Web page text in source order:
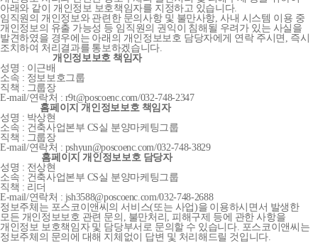
아래와 같이 개인정보 보호책임자를 지정하고 있습니다.
임직원의 개인정보와 관련한 문의사항 및 불만사항, 사내 시스템 이용 중
개인정보의 유출 가능성 등 임직원의 권익이 침해될 우려가 있는 사실을
발견하였을 경우에는 아래의 개인정보보호 담당자에게 연락 주시면, 즉시
조치하여 처리결과를 통보하겠습니다.
개인정보보호 책임자
성명 : 이근배
소속 : 정보보호그룹
직책 : 그룹장
E-mail/연락처 : r9t@poscoenc.com/032-748-2347
홈페이지 개인정보보호 책임자
성명 : 박상현
소속 : 건축사업본부 CS실 분양마케팅그룹
직책 : 그룹장
E-mail/연락처 : pshyun@poscoenc.com/032-748-3829
홈페이지 개인정보보호 담당자
성명 : 전상현
소속 : 건축사업본부 CS실 분양마케팅그룹
직책 : 리더
E-mail/연락처 : jsh3588@poscoenc.com/032-748-2688
정보주체는 포스코이앤씨의 서비스(또는 사업)을 이용하시면서 발생한
모든 개인정보보호 관련 문의, 불만처리, 피해구제 등에 관한 사항을
개인정보 보호책임자 및 담당부서로 문의할 수 있습니다. 포스코이앤씨는
정보주체의 문의에 대해 지체없이 답변 및 처리해드릴 것입니다.